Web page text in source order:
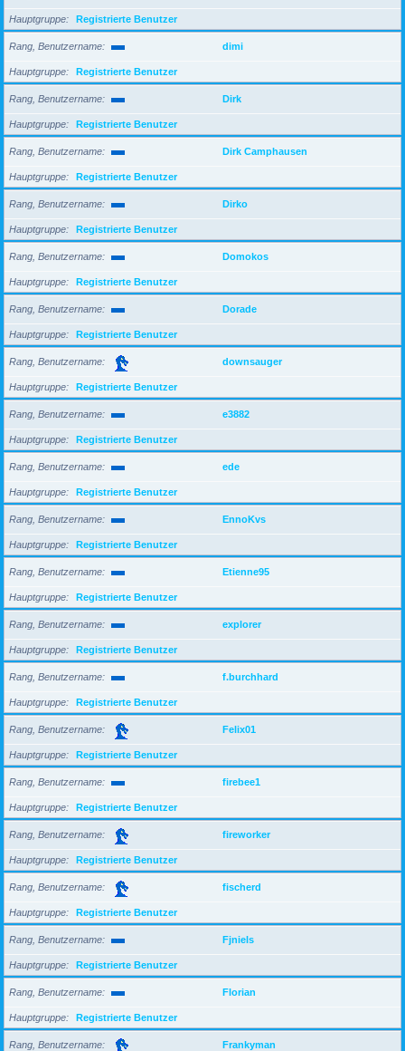
Hauptgruppe Registrierte Benutzer
Rang, Benutzername dimi
Hauptgruppe Registrierte Benutzer
Rang, Benutzername Dirk
Hauptgruppe Registrierte Benutzer
Rang, Benutzername Dirk Camphausen
Hauptgruppe Registrierte Benutzer
Rang, Benutzername Dirko
Hauptgruppe Registrierte Benutzer
Rang, Benutzername Domokos
Hauptgruppe Registrierte Benutzer
Rang, Benutzername Dorade
Hauptgruppe Registrierte Benutzer
Rang, Benutzername downsauger
Hauptgruppe Registrierte Benutzer
Rang, Benutzername e3882
Hauptgruppe Registrierte Benutzer
Rang, Benutzername ede
Hauptgruppe Registrierte Benutzer
Rang, Benutzername EnnoKvs
Hauptgruppe Registrierte Benutzer
Rang, Benutzername Etienne95
Hauptgruppe Registrierte Benutzer
Rang, Benutzername explorer
Hauptgruppe Registrierte Benutzer
Rang, Benutzername f.burchhard
Hauptgruppe Registrierte Benutzer
Rang, Benutzername Felix01
Hauptgruppe Registrierte Benutzer
Rang, Benutzername firebee1
Hauptgruppe Registrierte Benutzer
Rang, Benutzername fireworker
Hauptgruppe Registrierte Benutzer
Rang, Benutzername fischerd
Hauptgruppe Registrierte Benutzer
Rang, Benutzername Fjniels
Hauptgruppe Registrierte Benutzer
Rang, Benutzername Florian
Hauptgruppe Registrierte Benutzer
Rang, Benutzername Frankyman